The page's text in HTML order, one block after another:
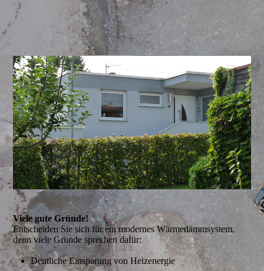
Viele gute Gründe!
Entscheiden Sie sich für ein modernes Wärmedämmsystem,
denn viele Gründe sprechen dafür:
Deutliche Einsparung von Heizenergie